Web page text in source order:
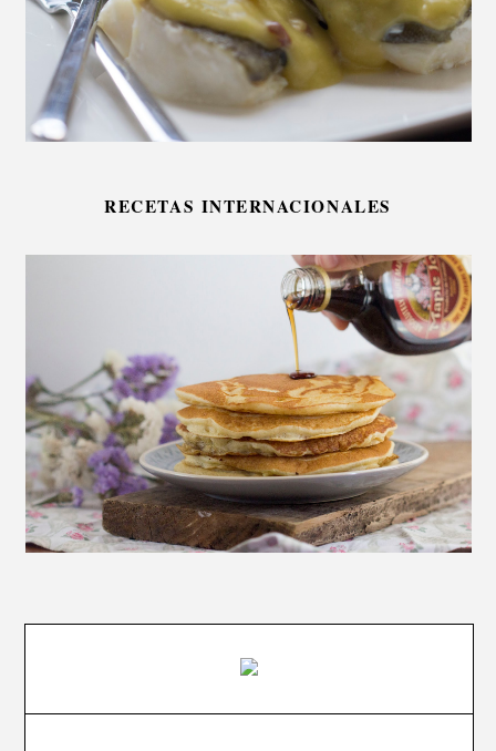
RECETAS INTERNACIONALES